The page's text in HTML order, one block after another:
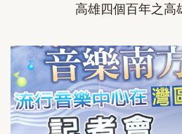
高雄四個百年之高